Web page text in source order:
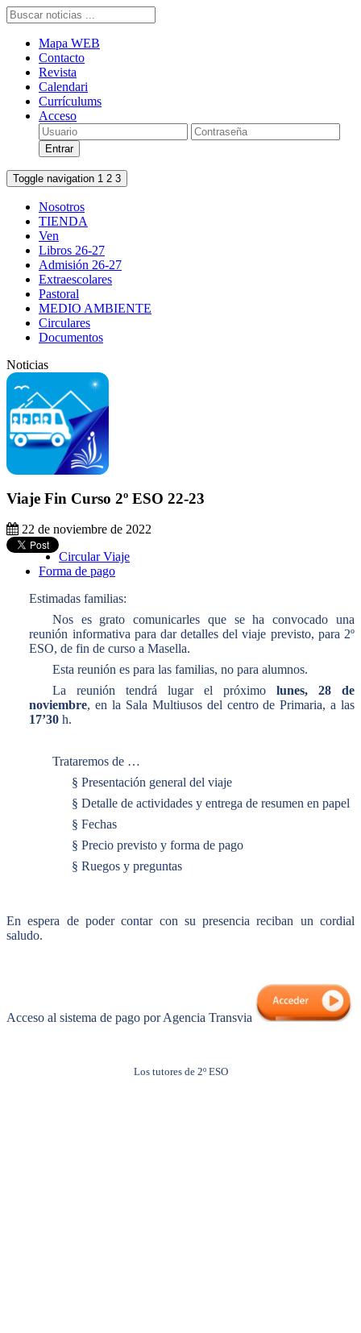
Mapa WEB
Contacto
Revista
Calendari
Currículums
Acceso
Toggle navigation 1 2 3
Nosotros
TIENDA
Ven
Libros 26-27
Admisión 26-27
Extraescolares
Pastoral
MEDIO AMBIENTE
Circulares
Documentos
Noticias
Viaje Fin Curso 2º ESO 22-23
22 de noviembre de 2022
Circular Viaje
Forma de pago
Estimadas familias:
Nos es grato comunicarles que se ha convocado una
reunión informativa para dar detalles del viaje previsto, para 2º
ESO, de fin de curso a Masella.
Esta reunión es para las familias, no para alumnos.
La reunión tendrá lugar el próximo lunes, 28 de
noviembre, en la Sala Multiusos del centro de Primaria, a las
17’30 h.
Trataremos de …
§ Presentación general del viaje
§ Detalle de actividades y entrega de resumen en papel
§ Fechas
§ Precio previsto y forma de pago
§ Ruegos y preguntas
En espera de poder contar con su presencia reciban un cordial
saludo.
Acceso al sistema de pago por Agencia Transvia
Los tutores de 2º ESO